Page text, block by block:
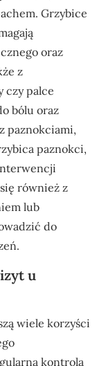
Grzybice
oraz
z
czy palce
bólu oraz
paznokciami,
paznokci,
również z
lub
do
u
wiele korzyści
kontrola